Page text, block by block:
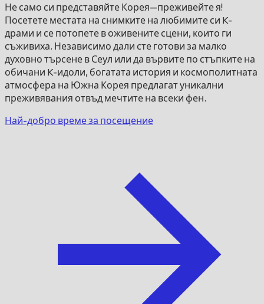
Не само си представяйте Корея—преживейте я!
Посетете местата на снимките на любимите си K-
драми и се потопете в оживените сцени, които ги
съживиха. Независимо дали сте готови за малко
духовно търсене в Сеул или да вървите по стъпките на
обичани K-идоли, богатата история и космополитната
атмосфера на Южна Корея предлагат уникални
преживявания отвъд мечтите на всеки фен.
Най-добро време за посещение